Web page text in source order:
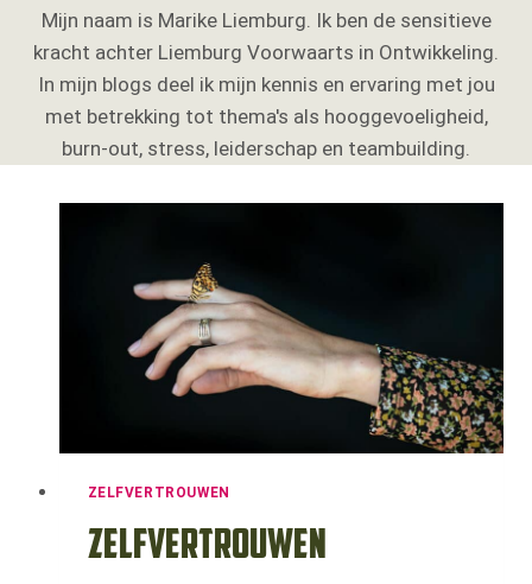
Mijn naam is Marike Liemburg. Ik ben de sensitieve
kracht achter Liemburg Voorwaarts in Ontwikkeling.
In mijn blogs deel ik mijn kennis en ervaring met jou
met betrekking tot thema's als hooggevoeligheid,
burn-out, stress, leiderschap en teambuilding.
ZELFVERTROUWEN
Zelfvertrouwen